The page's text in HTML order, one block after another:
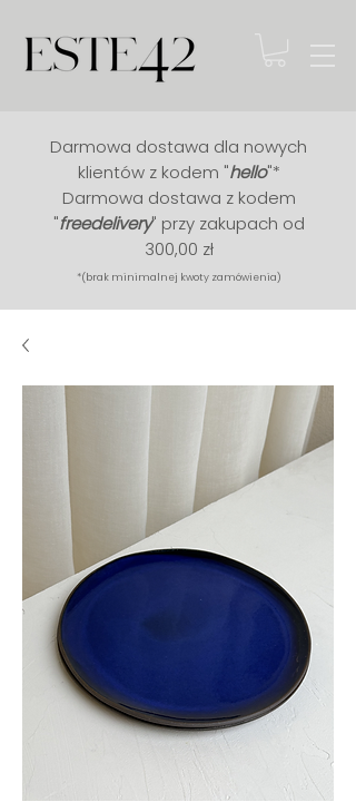
Darmowa dostawa dla nowych
klientów z kodem "hello"*
Darmowa dostawa z kodem
"freedelivery" przy zakupach od
300,00 zł
*(brak minimalnej kwoty zamówienia)